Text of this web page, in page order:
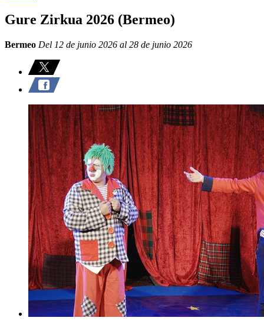
Gure Zirkua 2026 (Bermeo)
Bermeo Del 12 de junio 2026 al 28 de junio 2026